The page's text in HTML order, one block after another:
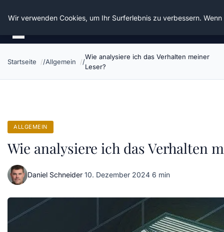
Die Schnitter
Startseite Allgemein
Wie analysiere ich das Verhalten meiner
Leser?
ALLGEMEIN
Wie analysiere ich das Verhalten
Daniel Schneider·10. Dezember 2024·6 min
Wir verwenden Cookies, um Ihr Surferlebnis zu verbessern.